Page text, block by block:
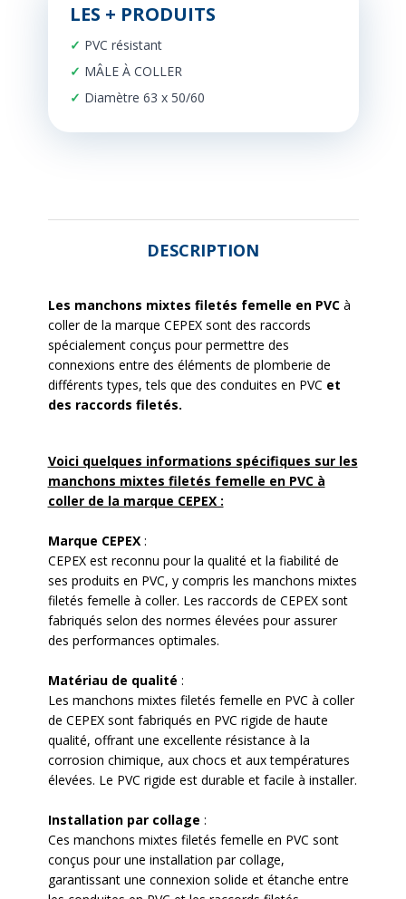
LES + PRODUITS
PVC résistant
MÂLE À COLLER
Diamètre 63 x 50/60
DESCRIPTION
Les manchons mixtes filetés femelle en PVCà
coller de la marque CEPEX sont des raccords
spécialement conçus pour permettre des
connexions entre des éléments de plomberie de
différents types, tels que des conduites en PVC et
des raccords filetés.
Voici quelques informations spécifiques sur les
manchons mixtes filetés femelle en PVC à
coller de la marque CEPEX :
Marque CEPEX:
CEPEX est reconnu pour la qualité et la fiabilité de
ses produits en PVC, y compris les manchons mixtes
filetés femelle à coller. Les raccords de CEPEX sont
fabriqués selon des normes élevées pour assurer
des performances optimales.
Matériau de qualité :
Les manchons mixtes filetés femelle en PVC à coller
de CEPEX sont fabriqués en PVC rigide de haute
qualité, offrant une excellente résistance à la
corrosion chimique, aux chocs et aux températures
élevées. Le PVC rigide est durable et facile à installer.
Installation par collage :
Ces manchons mixtes filetés femelle en PVC sont
conçus pour une installation par collage,
garantissant une connexion solide et étanche entre